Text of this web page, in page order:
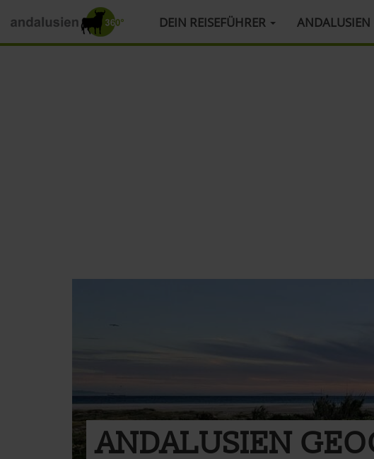
HAUPTMENÜ DEIN REISEFÜHRER
ANDALUSIEN